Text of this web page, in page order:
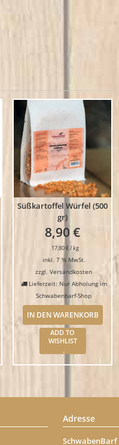
Süßkartoffel Würfel (500
gr)
8,90€
17,80€/kg
inkl. 7 % MwSt.
zzgl.Versandkosten
Lieferzeit: Nur Abholung im
Schwabenbarf-Shop
IN DEN WARENKORB
ADD TO
WISHLIST
Adresse
SchwabenBarf